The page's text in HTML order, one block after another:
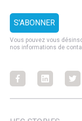
Vous pouvez vous
nos informations de
FacebookFacebook